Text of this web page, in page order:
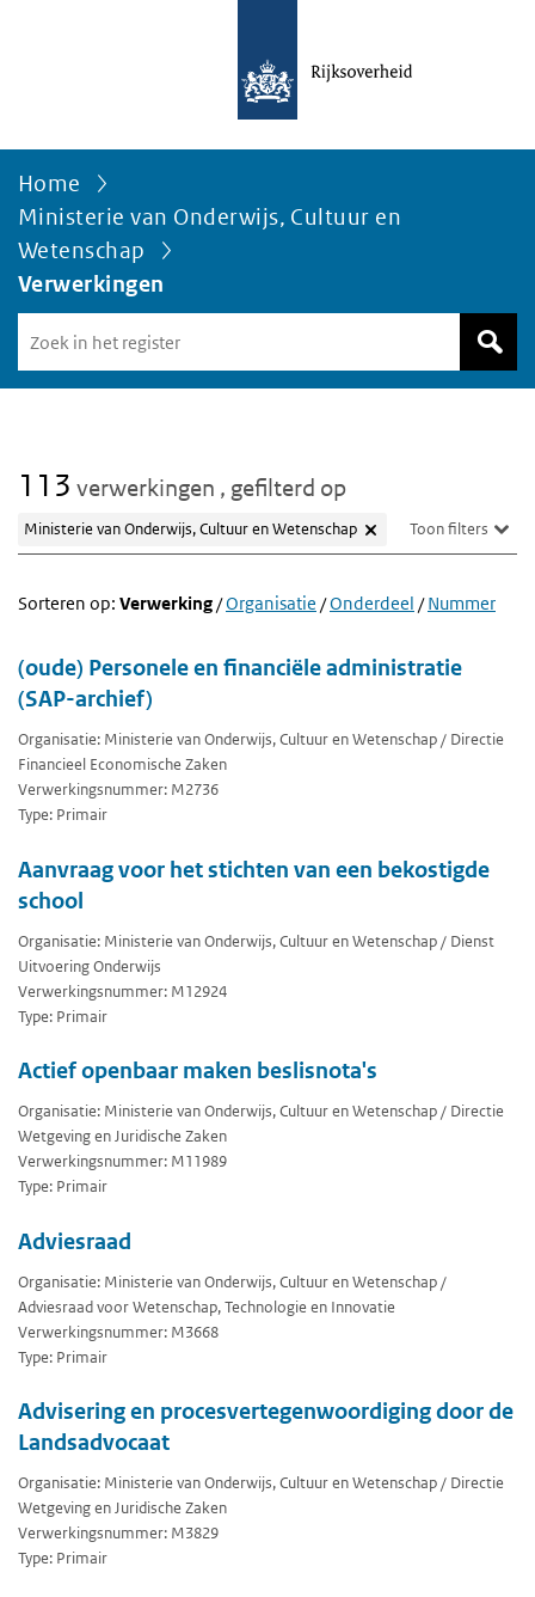
Home
Ministerie van Onderwijs, Cultuur en
Wetenschap
Verwerkingen
in
het
113 verwerkingen , gefilterd op
Ministerie van Onderwijs, Cultuur en Wetenschap Toon filters
Sorteren op: Verwerking/Organisatie /Onderdeel /Nummer
(oude) Personele en financiële administratie
(SAP-archief)
Organisatie: Ministerie van Onderwijs, Cultuur en Wetenschap / Directie
Financieel Economische Zaken
Verwerkingsnummer: M2736
Type: Primair
Aanvraag voor het stichten van een bekostigde
school
Organisatie: Ministerie van Onderwijs, Cultuur en Wetenschap / Dienst
Uitvoering Onderwijs
Verwerkingsnummer: M12924
Type: Primair
Actief openbaar maken beslisnota's
Organisatie: Ministerie van Onderwijs, Cultuur en Wetenschap / Directie
Wetgeving en Juridische Zaken
Verwerkingsnummer: M11989
Type: Primair
Adviesraad
Organisatie: Ministerie van Onderwijs, Cultuur en Wetenschap /
Adviesraad voor Wetenschap, Technologie en Innovatie
Verwerkingsnummer: M3668
Type: Primair
Advisering en procesvertegenwoordiging door de
Landsadvocaat
Organisatie: Ministerie van Onderwijs, Cultuur en Wetenschap / Directie
Wetgeving en Juridische Zaken
Verwerkingsnummer: M3829
Type: Primair